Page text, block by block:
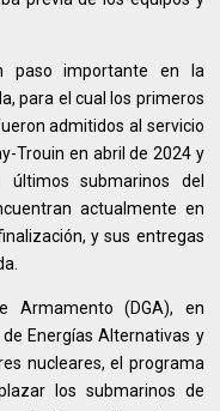
paso importante en la
para el cual los primeros
admitidos al servicio
Trouin en abril de 2024 y
submarinos del
actualmente en
y sus entregas
Armamento (DGA), en
Energías Alternativas y
nucleares, el programa
los submarinos de